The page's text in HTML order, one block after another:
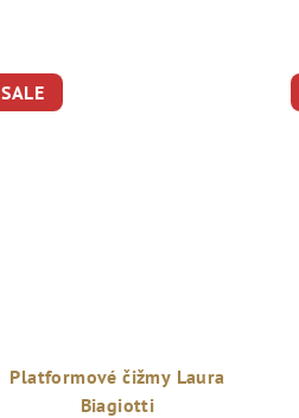
SALE
Platformové čižmy Laura
Biagiotti